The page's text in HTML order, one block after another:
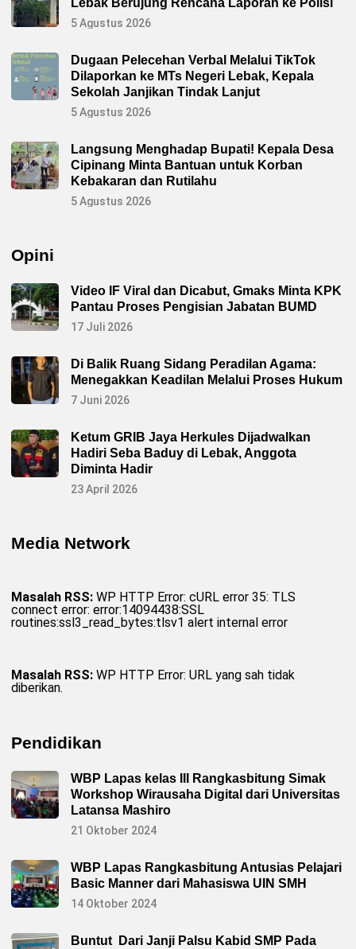
Lebak Berujung Rencana Laporan ke Polisi
5 Agustus 2026
Dugaan Pelecehan Verbal Melalui TikTok
Dilaporkan ke MTs Negeri Lebak, Kepala
Sekolah Janjikan Tindak Lanjut
5 Agustus 2026
Langsung Menghadap Bupati! Kepala Desa
Cipinang Minta Bantuan untuk Korban
Kebakaran dan Rutilahu
5 Agustus 2026
Opini
Video IF Viral dan Dicabut, Gmaks Minta KPK
Pantau Proses Pengisian Jabatan BUMD
17 Juli 2026
Di Balik Ruang Sidang Peradilan Agama:
Menegakkan Keadilan Melalui Proses Hukum
7 Juni 2026
Ketum GRIB Jaya Herkules Dijadwalkan
Hadiri Seba Baduy di Lebak, Anggota
Diminta Hadir
23 April 2026
Media Network
Masalah RSS: WP HTTP Error: cURL error 35: TLS
connect error: error:14094438:SSL
routines:ssl3_read_bytes:tlsv1 alert internal error
Masalah RSS: WP HTTP Error: URL yang sah tidak
diberikan.
Pendidikan
WBP Lapas kelas III Rangkasbitung Simak
Workshop Wirausaha Digital dari Universitas
Latansa Mashiro
21 Oktober 2024
WBP Lapas Rangkasbitung Antusias Pelajari
Basic Manner dari Mahasiswa UIN SMH
14 Oktober 2024
Buntut Dari Janji Palsu Kabid SMP Pada